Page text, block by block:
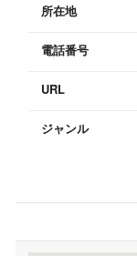
所在地
電話番号
URL
ジャンル